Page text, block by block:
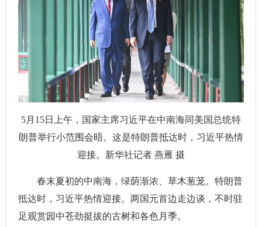
5月15日上午，国家主席习近平在中南海同美国总统特
朗普举行小范围会晤。这是特朗普抵达时，习近平热情
迎接。新华社记者 燕雁 摄
春末夏初的中南海，绿荫渐浓、草木葱茏。特朗普
抵达时，习近平热情迎接。两国元首边走边谈，不时驻
足观赏园中苍劲挺拔的古树和各色月季。